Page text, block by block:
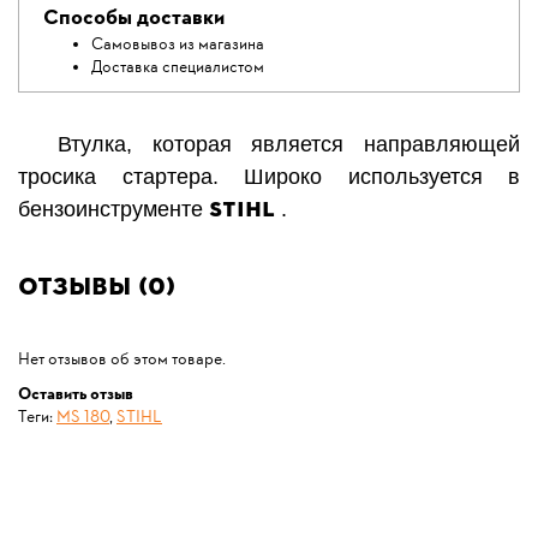
Способы доставки
Самовывоз из магазина
Доставка специалистом
Втулка, которая является направляющей
тросика стартера. Широко используется в
бензоинструменте STIHL .
Отзывы (0)
Нет отзывов об этом товаре.
Оставить отзыв
Теги:MS 180,STIHL